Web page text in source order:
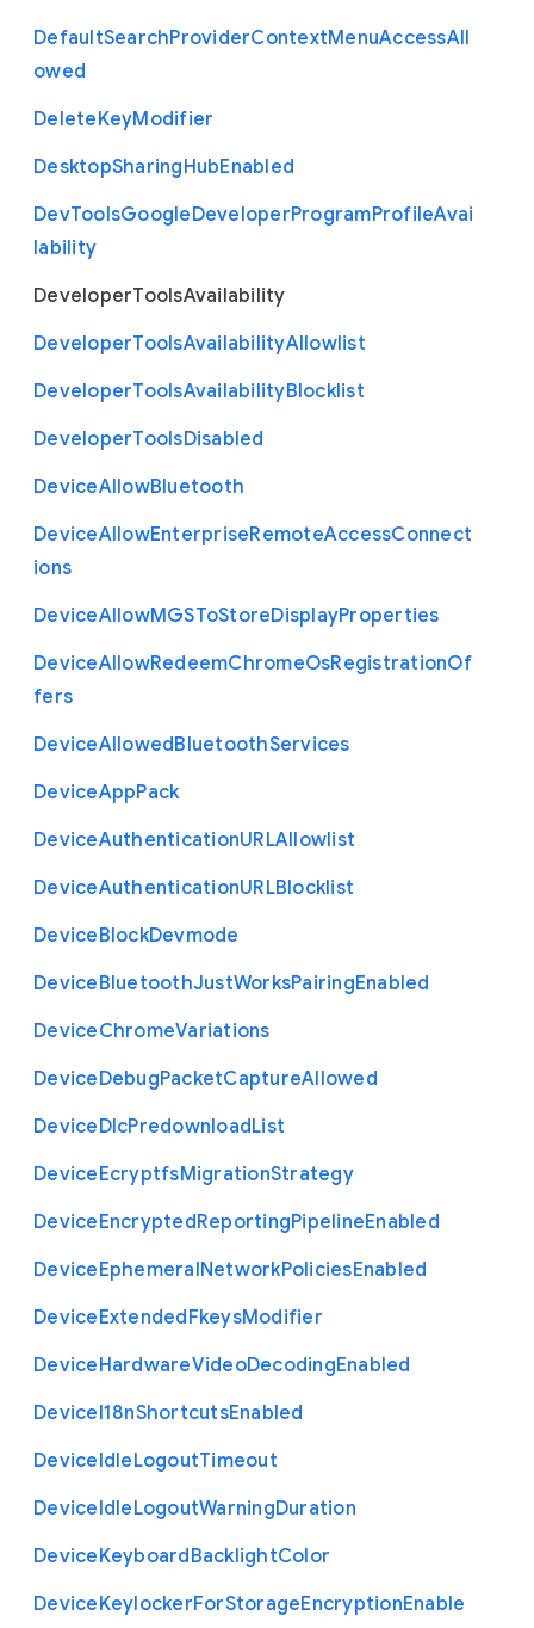
DefaultSearchProviderContextMenuAccessAll
owed
DeleteKeyModifier
DesktopSharingHubEnabled
DevToolsGoogleDeveloperProgramProfileAvai
lability
DeveloperToolsAvailability
DeveloperToolsAvailabilityAllowlist
DeveloperToolsAvailabilityBlocklist
DeveloperToolsDisabled
DeviceAllowBluetooth
DeviceAllowEnterpriseRemoteAccessConnect
ions
DeviceAllowMGSToStoreDisplayProperties
DeviceAllowRedeemChromeOsRegistrationOf
fers
DeviceAllowedBluetoothServices
DeviceAppPack
DeviceAuthenticationURLAllowlist
DeviceAuthenticationURLBlocklist
DeviceBlockDevmode
DeviceBluetoothJustWorksPairingEnabled
DeviceChromeVariations
DeviceDebugPacketCaptureAllowed
DeviceDlcPredownloadList
DeviceEcryptfsMigrationStrategy
DeviceEncryptedReportingPipelineEnabled
DeviceEphemeralNetworkPoliciesEnabled
DeviceExtendedFkeysModifier
DeviceHardwareVideoDecodingEnabled
DeviceI18nShortcutsEnabled
DeviceIdleLogoutTimeout
DeviceIdleLogoutWarningDuration
DeviceKeyboardBacklightColor
DeviceKeylockerForStorageEncryptionEnable